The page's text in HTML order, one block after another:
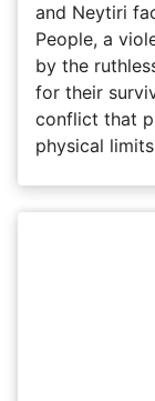
and Neytiri
People, a
by the
for their
conflict that
physical